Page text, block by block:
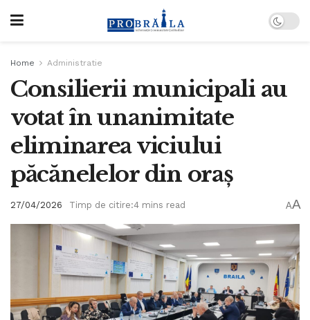
Home Administratie
Consilierii municipali au
votat în unanimitate
eliminarea viciului
păcănelelor din oraș
27/04/2026 Timp de citire:4 mins read AA